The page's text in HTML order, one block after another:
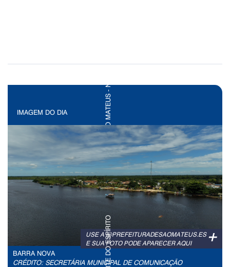
IMAGEM DO DIA
+
USE A @PREFEITURADESAOMATEUS.ES
E SUA FOTO PODE APARECER AQUI
BARRA NOVA
CRÉDITO: SECRETÁRIA MUNICIPAL DE COMUNICAÇÃO